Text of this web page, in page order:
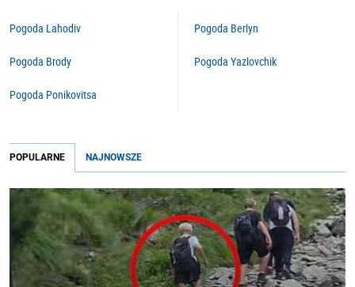
Pogoda Lahodiv
Pogoda Brody
Pogoda Ponikovitsa
Pogoda Berlyn
Pogoda Yazlovchik
POPULARNE NAJNOWSZE